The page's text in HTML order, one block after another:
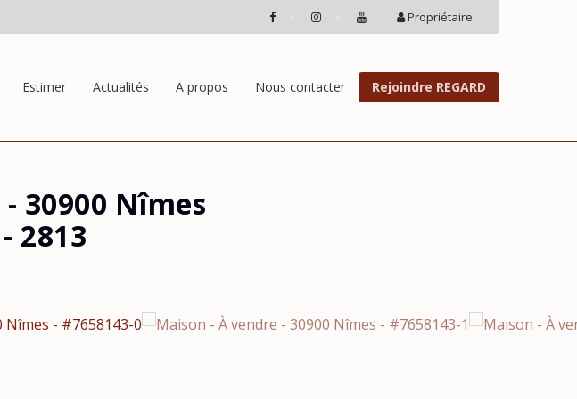
Propriétaire
Estimer Actualités A propos Nous contacter Rejoindre REGARD
- 30900 Nîmes
- 2813